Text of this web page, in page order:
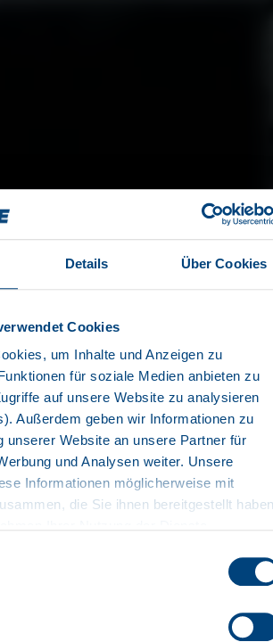
Details Über Cookies
Cookies
um Inhalte und Anzeigen zu
für soziale Medien anbieten zu
auf unsere Website zu analysieren
Außerdem geben wir Informationen zu
unserer Website an unsere Partner für
und Analysen weiter. Unsere
Informationen möglicherweise mit
die Sie ihnen bereitgestellt
in Drittländern außerhalb der EU mit
ein, wodurch das
Zugriffen bzw. von Kontrollverlust
Daten bestehen kann.
UNTER SICH
des KRONE
überzeugen im
durch Effizienz, Wertstabilität
Handling – absolut zuverlässige
Sie bieten Ihnen für jede
die bestmögliche praxisgerechte
aller Profi Liner, die für höchste